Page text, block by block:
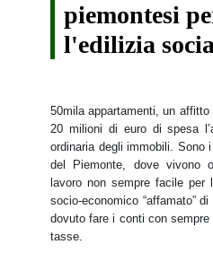
piemontesi
l'edilizia
50mila appartamenti, un
20 milioni di euro di spesa
ordinaria degli immobili. Sono
del Piemonte, dove vivono
lavoro non sempre facile
socio-economico “affamato”
dovuto fare i conti con
tasse.